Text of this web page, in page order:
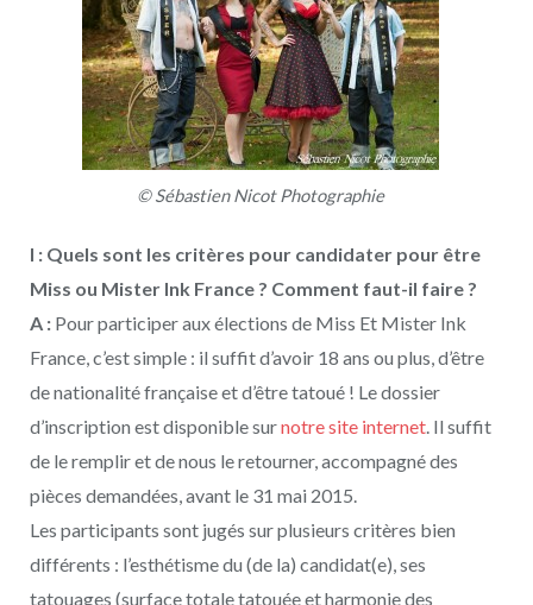
© Sébastien Nicot Photographie
I : Quels sont les critères pour candidater pour être
Miss ou Mister Ink France ? Comment faut-il faire ?
A : Pour participer aux élections de Miss Et Mister Ink
France, c’est simple : il suffit d’avoir 18 ans ou plus, d’être
de nationalité française et d’être tatoué ! Le dossier
d’inscription est disponible surnotre site internet. Il suffit
de le remplir et de nous le retourner, accompagné des
pièces demandées, avant le 31 mai 2015.
Les participants sont jugés sur plusieurs critères bien
différents : l’esthétisme du (de la) candidat(e), ses
tatouages (surface totale tatouée et harmonie des